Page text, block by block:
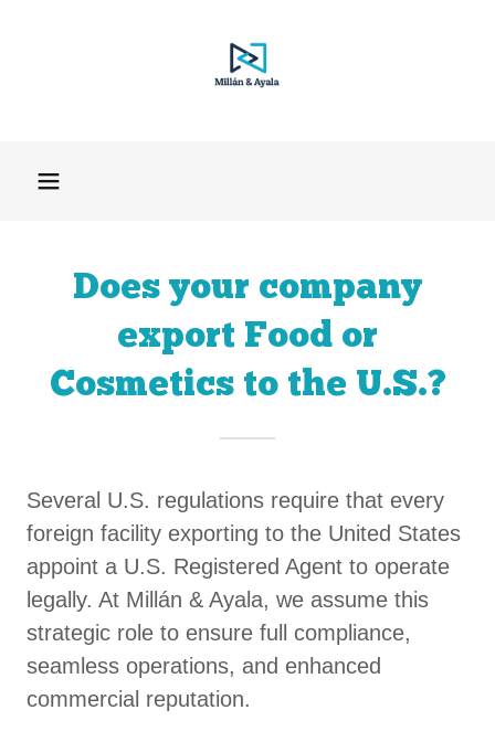
Does your company
export Food or
Cosmetics to the U.S.?
Several U.S. regulations require that every
foreign facility exporting to the United States
appoint a U.S. Registered Agent to operate
legally. At Millán & Ayala, we assume this
strategic role to ensure full compliance,
seamless operations, and enhanced
commercial reputation.